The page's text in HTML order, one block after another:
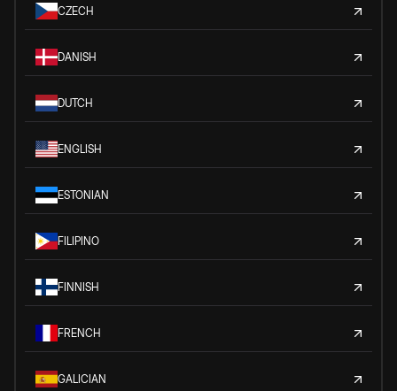
CZECH
DANISH
DUTCH
ENGLISH
ESTONIAN
FILIPINO
FINNISH
FRENCH
GALICIAN